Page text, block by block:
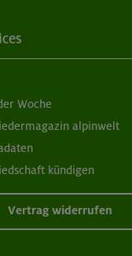
Woche
alpinwelt
kündigen
Vertrag widerrufen